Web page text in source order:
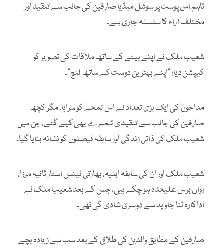
تاہم اس پوسٹ پر سوشل میڈیا صارفین کی جانب سے تنقید اور
مختلف آراء کا سلسلہ جاری ہے۔
شعیب ملک نے اپنے بیٹے کے ساتھ ملاقات کی تصویر کو
کیپشن دیا: "اپنے بہترین دوست کے ساتھ لنچ"۔
مداحوں کی ایک بڑی تعداد نے اس لمحے کو سراہا، مگر کچھ
صارفین کی جانب سے تنقیدی تبصرے بھی کیے گئے، جن میں
شعیب ملک کی ذاتی زندگی اور سابقہ فیصلوں کو نشانہ بنایا گیا۔
شعیب ملک اور ان کی سابقہ اہلیہ، بھارتی ٹینس اسٹار ثانیہ مرزا،
رواں برس علیحدہ ہو چکے ہیں، جس کے بعد شعیب ملک نے
اداکارہ ثنا جاوید سے دوسری شادی کی تھی۔
صارفین کے مطابق والدین کی طلاق کے بعد سب سے زیادہ بچے